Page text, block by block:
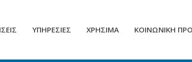
ΥΠΗΡΕΣΙΕΣ ΧΡΗΣΙΜΑ ΚΟΙΝΩΝΙΚΗ